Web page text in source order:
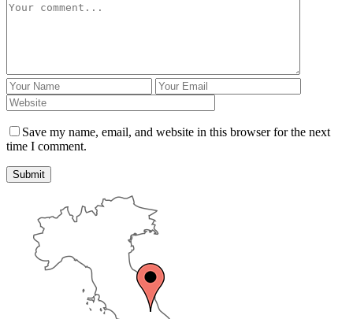
Save my name, email, and website in this browser for the next
time I comment.